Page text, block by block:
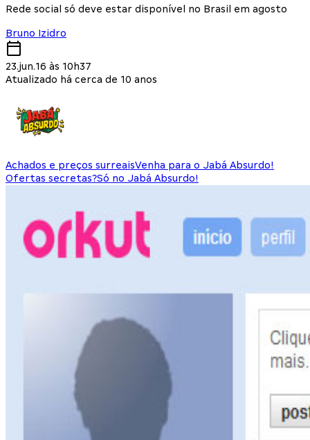
Rede social só deve estar disponível no Brasil em agosto
Bruno Izidro
23.jun.16 às 10h37
Atualizado há cerca de 10 anos
Achados e preços surreaisVenha para o Jabá Absurdo!
Ofertas secretas?Só no Jabá Absurdo!